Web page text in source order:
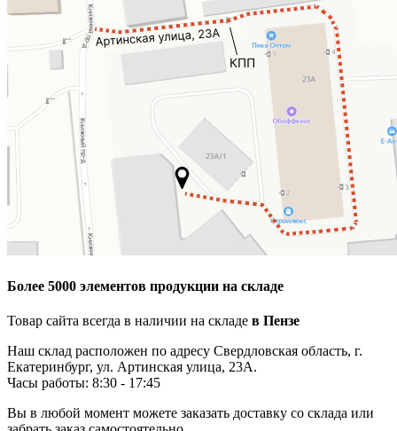
Более 5000 элементов продукции на складе
Товар сайта всегда в наличии на складе в Пензе
Наш склад расположен по адресу Свердловская область, г.
Екатеринбург, ул. Артинская улица, 23А.
Часы работы: 8:30 - 17:45
Вы в любой момент можете заказать доставку со склада или